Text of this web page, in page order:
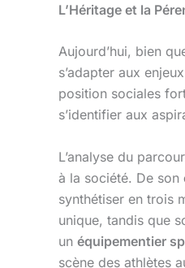
L’Héritage et la
Aujourd’hui, bien
s’adapter aux
position sociales
s’identifier aux
L’analyse du
à la société. De son
synthétiser en trois
unique, tandis que
un équipementier
scène des athlètes